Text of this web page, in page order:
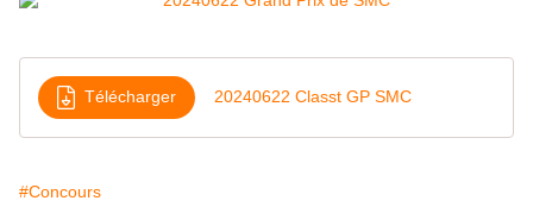
Télécharger 20240622 Classt GP SMC
#Concours